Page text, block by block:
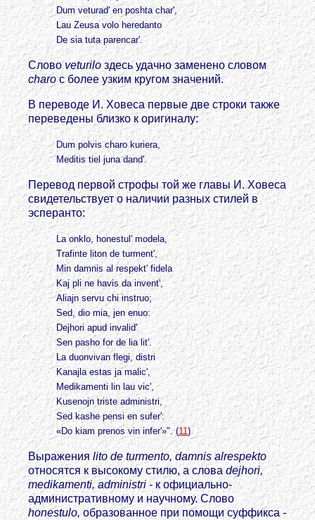
Dum veturad' en poshta char',
Lau Zeusa volo heredanto
De sia tuta parencar'.
Словоveturiloздесь удачно заменено словом
charoс более узким кругом значений.
В переводе И. Ховеса первые две строки также
переведены близко к оригиналу:
Dum polvis charo kuriera,
Meditis tiel juna dand'.
Перевод первой строфы той же главы И. Ховеса
свидетельствует о наличии разных стилей в
эсперанто:
La onklo, honestul' modela,
Trafinte liton de turment',
Min damnis al respekt' fidela
Kaj pli ne havis da invent',
Aliajn servu chi instruo;
Sed, dio mia, jen enuo:
Dejhori apud invalid'
Sen pasho for de lia lit'.
La duonvivan flegi, distri
Kanajla estas ja malic',
Medikamenti lin lau vic',
Kusenojn triste administri,
Sed kashe pensi en sufer':
«Do kiam prenos vin infer'»". (11)
Выражения lito de turmento, damnis alrespekto
относятся к высокому стилю, а словаdejhori,
medikamenti, administri - к официально-
административному и научному. Слово
honestulo,образованное при помощи суффикса-